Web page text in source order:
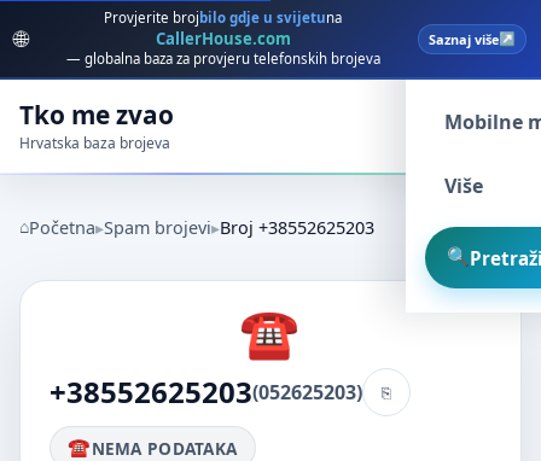
🌐
Provjerite broj bilo gdje u svijetuna
CallerHouse.com
— globalna baza za provjeru telefonskih brojeva
Saznaj više
Tko me zvao
Hrvatska baza brojeva
Spam
Mobilne
Više
Početna Spam brojevi Broj +38552625203
+38552625203(052625203)
NEMA PODATAKA